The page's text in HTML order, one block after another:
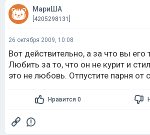
МариША
[4205298131]
26 октября 2009, 10:08
Вот действительно, а за что вы его
Любить за то, что он не курит и
это не любовь. Отпустите парня от
Нравится 0